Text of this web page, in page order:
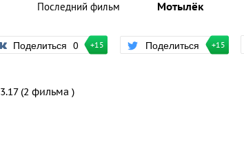
Последний фильм
Мотылёк
Поделиться 0 +15 Поделиться +15
3.17 (2 фильма )